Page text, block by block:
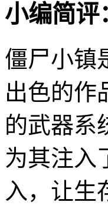
小编简评
僵尸小镇
出色的作
的武器系
为其注入
入，让生